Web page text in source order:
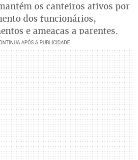
os canteiros ativos por
dos funcionários,
e ameaças a parentes.